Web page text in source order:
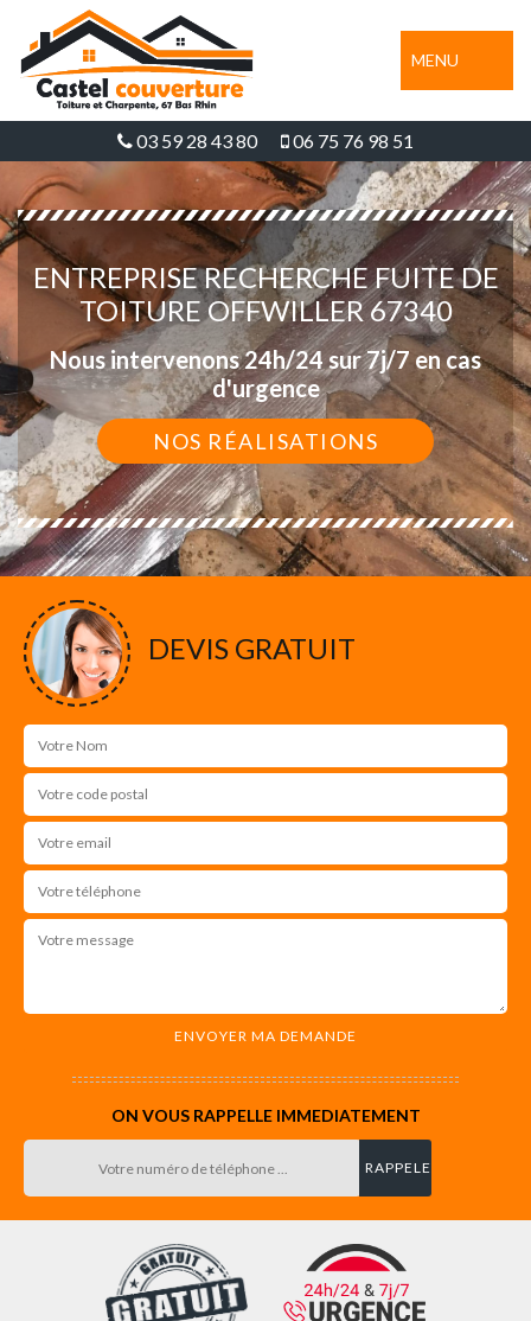
MENU
03 59 28 43 80 06 75 76 98 51
ENTREPRISE RECHERCHE FUITE DE
TOITURE OFFWILLER 67340
Nous intervenons 24h/24 sur 7j/7 en cas
d'urgence
NOS RÉALISATIONS
DEVIS GRATUIT
ON VOUS RAPPELLE IMMEDIATEMENT